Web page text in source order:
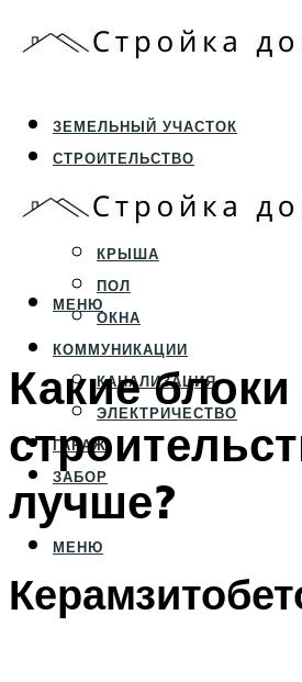
ЗЕМЕЛЬНЫЙ УЧАСТОК
СТРОИТЕЛЬСТВО
ФУНДАМЕНТ И ЦОКОЛЬ
ПЕРЕКРЫТИЯ И СТЕНЫ
КРЫША
ПОЛ
ОКНА
КОММУНИКАЦИИ
КАНАЛИЗАЦИЯ
ЭЛЕКТРИЧЕСТВО
ГАРАЖ
ЗАБОР
МЕНЮ
МЕНЮ
Какие
лучше?